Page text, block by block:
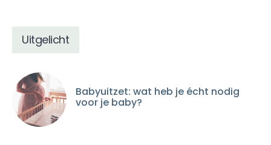
Uitgelicht
Babyuitzet: wat heb je écht nodig
voor je baby?